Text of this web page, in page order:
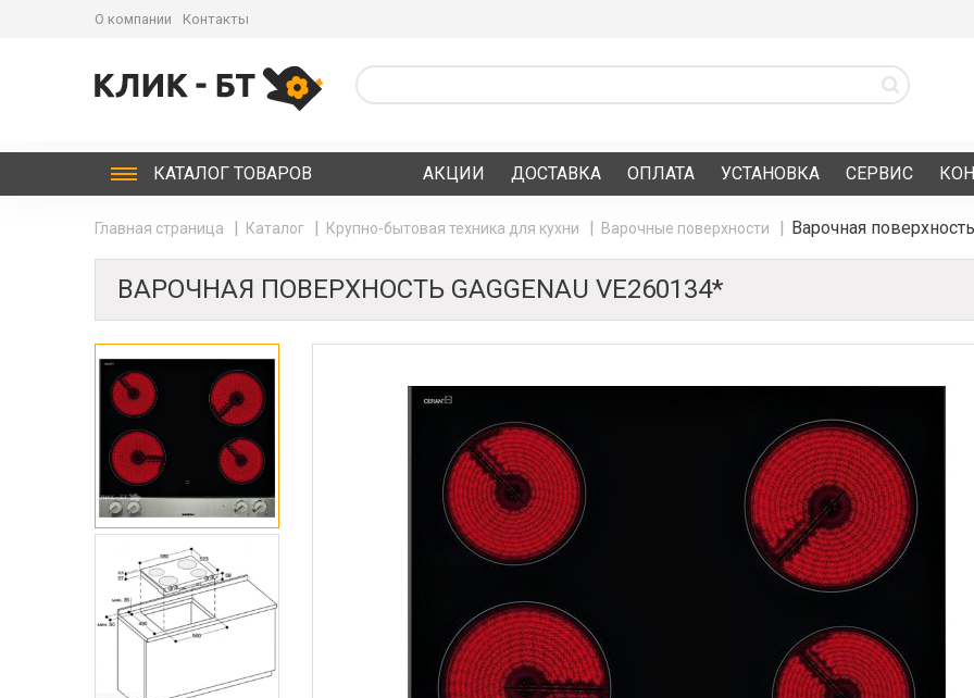
О компании Контакты
КАТАЛОГ ТОВАРОВ АКЦИИ ДОСТАВКА ОПЛАТА УСТАНОВКА СЕРВИС
Главная страница Каталог Крупно-бытовая техника для кухни Варочные поверхности Варочная
ВАРОЧНАЯ ПОВЕРХНОСТЬ GAGGENAU VE260134*